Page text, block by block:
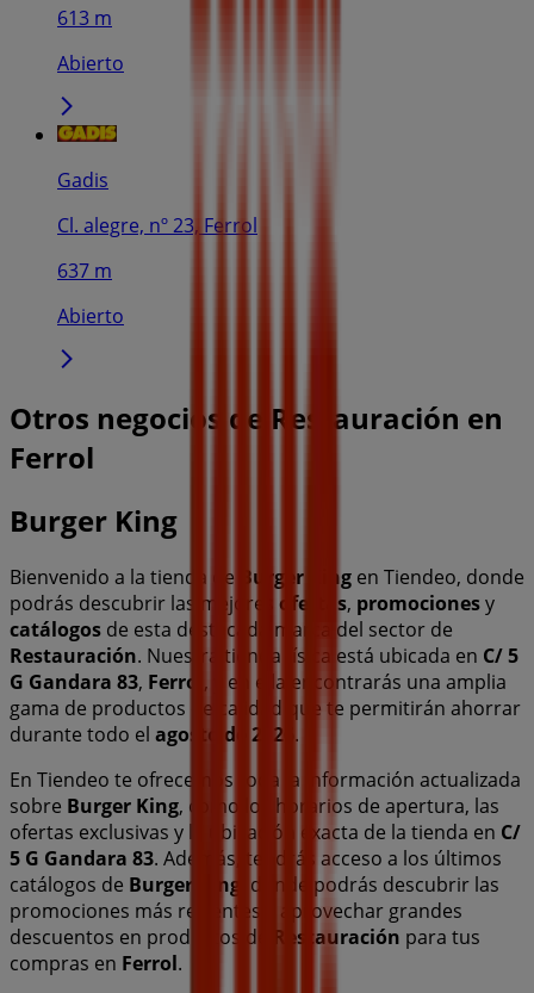
613 m
Abierto
Gadis
Cl. alegre, nº 23, Ferrol
637 m
Abierto
Otros negocios de Restauración en
Ferrol
Burger King
Bienvenido a la tienda de Burger King en Tiendeo, donde
podrás descubrir las mejores ofertas, promocionesy
catálogos de esta destacada marca del sector de
Restauración. Nuestra tienda física está ubicada en C/ 5
G Gandara 83, Ferrol , y en ella encontrarás una amplia
gama de productos de calidad que te permitirán ahorrar
durante todo el agosto de 2026 .
En Tiendeo te ofrecemos toda la información actualizada
sobre Burger King, como los horarios de apertura, las
ofertas exclusivas y la ubicación exacta de la tienda en C/
5 G Gandara 83. Además, tendrás acceso a los últimos
catálogos de Burger King , donde podrás descubrir las
promociones más recientes y aprovechar grandes
descuentos en productos de
Restauración para tus
compras en Ferrol.